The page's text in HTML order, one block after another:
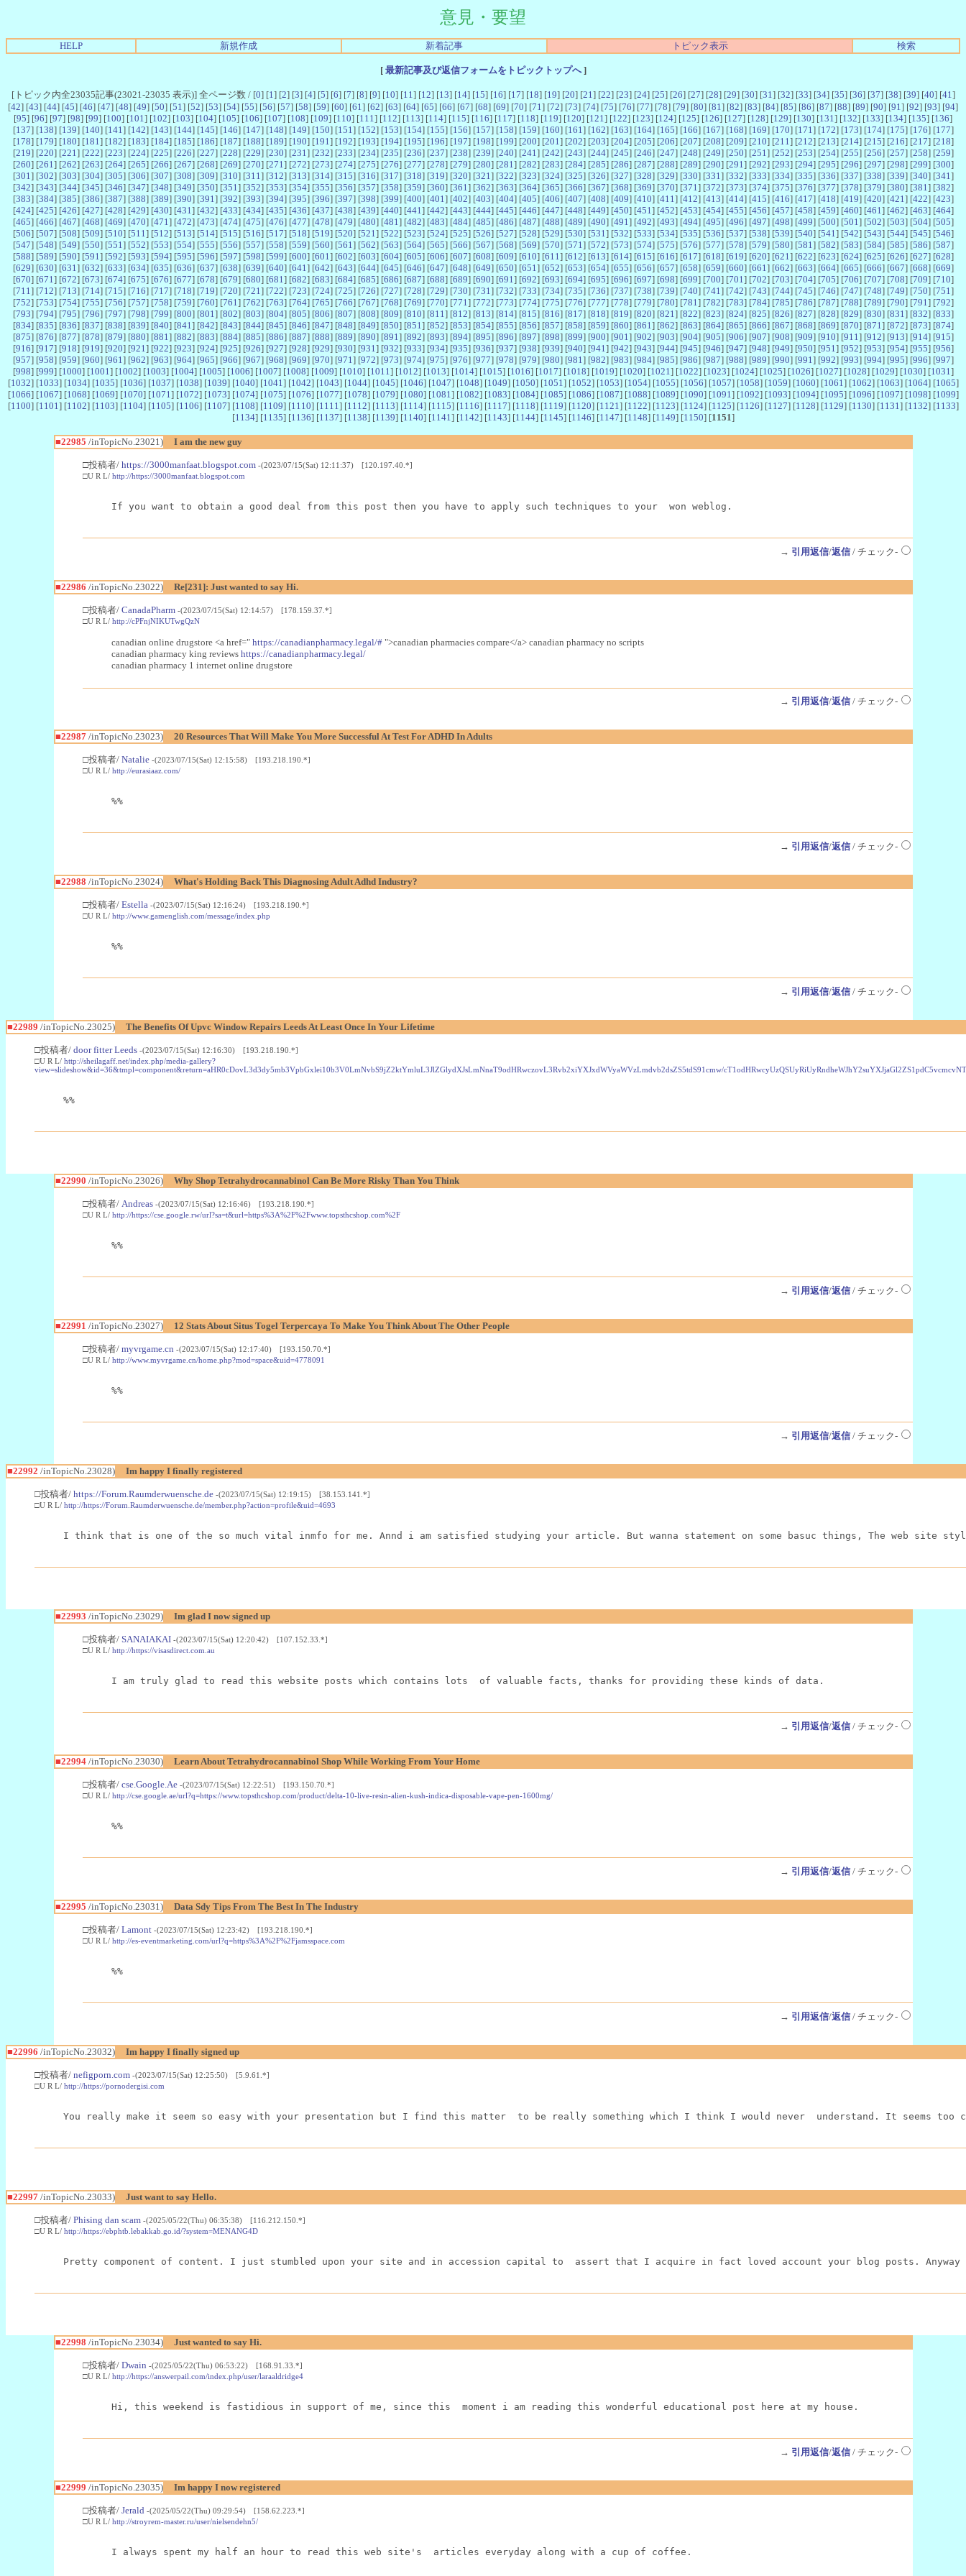
意見・要望
HELP 新規作成 新着記事 トピック表示 検索
[最新記事及び返信フォームをトピックトップへ]
[トピック内全23035記事(23021-23035 表示)] 全ページ数 / [0] [1 ] [2] [3] [4] [5] [6] [7] [8] [9] [10] [11 ] [12] [13] [14] [15] [16] [17] [18] [19] [20] [21 ] [22] [23] [24] [25] [26] [27] [28] [29] [30] [31 ] [32] [33] [34] [35] [36] [37] [38] [39] [40] [41 ]
[42] [43] [44] [45] [46] [47] [48] [49] [50] [51 ] [52] [53] [54] [55] [56] [57] [58] [59] [60] [61 ] [62] [63] [64] [65] [66] [67] [68] [69] [70] [71 ] [72] [73] [74] [75] [76] [77] [78] [79] [80] [81 ] [82] [83] [84] [85] [86] [87] [88] [89] [90] [91 ] [92] [93] [94]
[95] [96] [97] [98] [99] [100] [101 ] [102] [103] [104] [105] [106] [107] [108] [109] [110] [111 ] [112] [113] [114] [115] [116] [117] [118] [119] [120] [121 ] [122] [123] [124] [125] [126] [127] [128] [129] [130] [131 ] [132] [133] [134] [135] [136]
[137] [138] [139] [140] [141 ] [142] [143] [144] [145] [146] [147] [148] [149] [150] [151 ] [152] [153] [154] [155] [156] [157] [158] [159] [160] [161 ] [162] [163] [164] [165] [166] [167] [168] [169] [170] [171 ] [172] [173] [174] [175] [176] [177]
[178] [179] [180] [181 ] [182] [183] [184] [185] [186] [187] [188] [189] [190] [191 ] [192] [193] [194] [195] [196] [197] [198] [199] [200] [201 ] [202] [203] [204] [205] [206] [207] [208] [209] [210] [211 ] [212] [213] [214] [215] [216] [217] [218]
[219] [220] [221 ] [222] [223] [224] [225] [226] [227] [228] [229] [230] [231 ] [232] [233] [234] [235] [236] [237] [238] [239] [240] [241 ] [242] [243] [244] [245] [246] [247] [248] [249] [250] [251 ] [252] [253] [254] [255] [256] [257] [258] [259]
[260] [261 ] [262] [263] [264] [265] [266] [267] [268] [269] [270] [271 ] [272] [273] [274] [275] [276] [277] [278] [279] [280] [281 ] [282] [283] [284] [285] [286] [287] [288] [289] [290] [291 ] [292] [293] [294] [295] [296] [297] [298] [299] [300]
[301 ] [302] [303] [304] [305] [306] [307] [308] [309] [310] [311 ] [312] [313] [314] [315] [316] [317] [318] [319] [320] [321 ] [322] [323] [324] [325] [326] [327] [328] [329] [330] [331 ] [332] [333] [334] [335] [336] [337] [338] [339] [340] [341 ]
[342] [343] [344] [345] [346] [347] [348] [349] [350] [351 ] [352] [353] [354] [355] [356] [357] [358] [359] [360] [361 ] [362] [363] [364] [365] [366] [367] [368] [369] [370] [371 ] [372] [373] [374] [375] [376] [377] [378] [379] [380] [381 ] [382]
[383] [384] [385] [386] [387] [388] [389] [390] [391 ] [392] [393] [394] [395] [396] [397] [398] [399] [400] [401 ] [402] [403] [404] [405] [406] [407] [408] [409] [410] [411 ] [412] [413] [414] [415] [416] [417] [418] [419] [420] [421 ] [422] [423]
[424] [425] [426] [427] [428] [429] [430] [431 ] [432] [433] [434] [435] [436] [437] [438] [439] [440] [441 ] [442] [443] [444] [445] [446] [447] [448] [449] [450] [451 ] [452] [453] [454] [455] [456] [457] [458] [459] [460] [461 ] [462] [463] [464]
[465] [466] [467] [468] [469] [470] [471 ] [472] [473] [474] [475] [476] [477] [478] [479] [480] [481 ] [482] [483] [484] [485] [486] [487] [488] [489] [490] [491 ] [492] [493] [494] [495] [496] [497] [498] [499] [500] [501 ] [502] [503] [504] [505]
[506] [507] [508] [509] [510] [511 ] [512] [513] [514] [515] [516] [517] [518] [519] [520] [521 ] [522] [523] [524] [525] [526] [527] [528] [529] [530] [531 ] [532] [533] [534] [535] [536] [537] [538] [539] [540] [541 ] [542] [543] [544] [545] [546]
[547] [548] [549] [550] [551 ] [552] [553] [554] [555] [556] [557] [558] [559] [560] [561 ] [562] [563] [564] [565] [566] [567] [568] [569] [570] [571 ] [572] [573] [574] [575] [576] [577] [578] [579] [580] [581 ] [582] [583] [584] [585] [586] [587]
[588] [589] [590] [591 ] [592] [593] [594] [595] [596] [597] [598] [599] [600] [601 ] [602] [603] [604] [605] [606] [607] [608] [609] [610] [611 ] [612] [613] [614] [615] [616] [617] [618] [619] [620] [621 ] [622] [623] [624] [625] [626] [627] [628]
[629] [630] [631 ] [632] [633] [634] [635] [636] [637] [638] [639] [640] [641 ] [642] [643] [644] [645] [646] [647] [648] [649] [650] [651 ] [652] [653] [654] [655] [656] [657] [658] [659] [660] [661 ] [662] [663] [664] [665] [666] [667] [668] [669]
[670] [671 ] [672] [673] [674] [675] [676] [677] [678] [679] [680] [681 ] [682] [683] [684] [685] [686] [687] [688] [689] [690] [691 ] [692] [693] [694] [695] [696] [697] [698] [699] [700] [701 ] [702] [703] [704] [705] [706] [707] [708] [709] [710]
[711 ] [712] [713] [714] [715] [716] [717] [718] [719] [720] [721 ] [722] [723] [724] [725] [726] [727] [728] [729] [730] [731 ] [732] [733] [734] [735] [736] [737] [738] [739] [740] [741 ] [742] [743] [744] [745] [746] [747] [748] [749] [750] [751 ]
[752] [753] [754] [755] [756] [757] [758] [759] [760] [761 ] [762] [763] [764] [765] [766] [767] [768] [769] [770] [771 ] [772] [773] [774] [775] [776] [777] [778] [779] [780] [781 ] [782] [783] [784] [785] [786] [787] [788] [789] [790] [791 ] [792]
[793] [794] [795] [796] [797] [798] [799] [800] [801 ] [802] [803] [804] [805] [806] [807] [808] [809] [810] [811 ] [812] [813] [814] [815] [816] [817] [818] [819] [820] [821 ] [822] [823] [824] [825] [826] [827] [828] [829] [830] [831 ] [832] [833]
[834] [835] [836] [837] [838] [839] [840] [841 ] [842] [843] [844] [845] [846] [847] [848] [849] [850] [851 ] [852] [853] [854] [855] [856] [857] [858] [859] [860] [861 ] [862] [863] [864] [865] [866] [867] [868] [869] [870] [871 ] [872] [873] [874]
[875] [876] [877] [878] [879] [880] [881 ] [882] [883] [884] [885] [886] [887] [888] [889] [890] [891 ] [892] [893] [894] [895] [896] [897] [898] [899] [900] [901 ] [902] [903] [904] [905] [906] [907] [908] [909] [910] [911 ] [912] [913] [914] [915]
[916] [917] [918] [919] [920] [921 ] [922] [923] [924] [925] [926] [927] [928] [929] [930] [931 ] [932] [933] [934] [935] [936] [937] [938] [939] [940] [941 ] [942] [943] [944] [945] [946] [947] [948] [949] [950] [951 ] [952] [953] [954] [955] [956]
[957] [958] [959] [960] [961 ] [962] [963] [964] [965] [966] [967] [968] [969] [970] [971 ] [972] [973] [974] [975] [976] [977] [978] [979] [980] [981 ] [982] [983] [984] [985] [986] [987] [988] [989] [990] [991 ] [992] [993] [994] [995] [996] [997]
[998] [999] [1000] [1001 ] [1002] [1003] [1004] [1005] [1006] [1007] [1008] [1009] [1010] [1011 ] [1012] [1013] [1014] [1015] [1016] [1017] [1018] [1019] [1020] [1021 ] [1022] [1023] [1024] [1025] [1026] [1027] [1028] [1029] [1030] [1031 ]
[1032] [1033] [1034] [1035] [1036] [1037] [1038] [1039] [1040] [1041 ] [1042] [1043] [1044] [1045] [1046] [1047] [1048] [1049] [1050] [1051 ] [1052] [1053] [1054] [1055] [1056] [1057] [1058] [1059] [1060] [1061 ] [1062] [1063] [1064] [1065]
[1066] [1067] [1068] [1069] [1070] [1071 ] [1072] [1073] [1074] [1075] [1076] [1077] [1078] [1079] [1080] [1081 ] [1082] [1083] [1084] [1085] [1086] [1087] [1088] [1089] [1090] [1091 ] [1092] [1093] [1094] [1095] [1096] [1097] [1098] [1099]
[1100] [1101 ] [1102] [1103] [1104] [1105] [1106] [1107] [1108] [1109] [1110] [1111 ] [1112] [1113] [1114] [1115] [1116] [1117] [1118] [1119] [1120] [1121 ] [1122] [1123] [1124] [1125] [1126] [1127] [1128] [1129] [1130] [1131 ] [1132] [1133]
[1134] [1135] [1136] [1137] [1138] [1139] [1140] [1141 ] [1142] [1143] [1144] [1145] [1146] [1147] [1148] [1149] [1150] [1151]
■22985 /inTopicNo.23021) I am the new guy
□投稿者/ https://3000manfaat.blogspot.com -(2023/07/15(Sat) 12:11:37) [120.197.40.*]
□U R L/ http://https://3000manfaat.blogspot.com
If you want to obtain a good deal from this post then you have to apply such techniques to your  won weblog.
→ 引用返信/返信/ チェック-
■22986 /inTopicNo.23022) Re[231]: Just wanted to say Hi.
□投稿者/ CanadaPharm -(2023/07/15(Sat) 12:14:57) [178.159.37.*]
□U R L/ http://cPFnjNIKUTwgQzN
canadian online drugstore <a href=" https://canadianpharmacy.legal/#">canadian pharmacies compare</a> canadian pharmacy no scripts
canadian pharmacy king reviews https://canadianpharmacy.legal/
canadian pharmacy 1 internet online drugstore
→ 引用返信/返信/ チェック-
■22987/inTopicNo.23023) 20 Resources That Will Make You More Successful At Test For ADHD In Adults
□投稿者/ Natalie -(2023/07/15(Sat) 12:15:58) [193.218.190.*]
□U R L/ http://eurasiaaz.com/
%%
→ 引用返信/返信/ チェック-
■22988 /inTopicNo.23024) What's Holding Back This Diagnosing Adult Adhd Industry?
□投稿者/ Estella -(2023/07/15(Sat) 12:16:24) [193.218.190.*]
□U R L/ http://www.gamenglish.com/message/index.php
%%
→ 引用返信/返信/ チェック-
■22989 /inTopicNo.23025) The Benefits Of Upvc Window Repairs Leeds At Least Once In Your Lifetime
□投稿者/ door fitter Leeds -(2023/07/15(Sat) 12:16:30) [193.218.190.*]
□U R L/ http://sheilagaff.net/index.php/media-gallery?
view=slideshow&id=36&tmpl=component&return=aHR0cDovL3d3dy5mb3VpbGxlei10b3V0LmNvbS9jZ2ktYmluL3JlZGlydXJsLmNnaT9odHRwczovL3Rvb2xiYXJxdWVyaWVzLmdvb2dsZS5tdS91cmw/
%%
■22990 /inTopicNo.23026) Why Shop Tetrahydrocannabinol Can Be More Risky Than You Think
□投稿者/ Andreas -(2023/07/15(Sat) 12:16:46) [193.218.190.*]
□U R L/ http://https://cse.google.rw/url?sa=t&url=https%3A%2F%2Fwww.topsthcshop.com%2F
%%
→ 引用返信/返信/ チェック-
■22991 /inTopicNo.23027) 12 Stats About Situs Togel Terpercaya To Make You Think About The Other People
□投稿者/ myvrgame.cn -(2023/07/15(Sat) 12:17:40) [193.150.70.*]
□U R L/ http://www.myvrgame.cn/home.php?mod=space&uid=4778091
%%
→ 引用返信/返信/ チェック-
■22992 /inTopicNo.23028) Im happy I finally registered
□投稿者/ https://Forum.Raumderwuensche.de -(2023/07/15(Sat) 12:19:15) [38.153.141.*]
□U R L/ http://https://Forum.Raumderwuensche.de/member.php?action=profile&uid=4693
I think that is one of the so much vital inmfo for me. Annd i am satisfied studying your article. But wanna statement on some basuc things, The web
■22993 /inTopicNo.23029) Im glad I now signed up
□投稿者/ SANAIAKAI -(2023/07/15(Sat) 12:20:42) [107.152.33.*]
□U R L/ http://https://visasdirect.com.au
I am truly glad to read this website posts which contains lots  of valuable facts, thanks for providing these kinds of data.
→ 引用返信/返信/ チェック-
■22994/inTopicNo.23030) Learn About Tetrahydrocannabinol Shop While Working From Your Home
□投稿者/ cse.Google.Ae -(2023/07/15(Sat) 12:22:51) [193.150.70.*]
□U R L/ http://cse.google.ae/url?q=https://www.topsthcshop.com/product/delta-10-live-resin-alien-kush-indica-disposable-vape-pen-1600mg/
%%
→ 引用返信/返信/ チェック-
■22995 /inTopicNo.23031) Data Sdy Tips From The Best In The Industry
□投稿者/ Lamont -(2023/07/15(Sat) 12:23:42) [193.218.190.*]
□U R L/ http://es-eventmarketing.com/url?q=https%3A%2F%2Fjamsspace.com
%%
→ 引用返信/返信/ チェック-
■22996 /inTopicNo.23032) Im happy I finally signed up
□投稿者/ nefigporn.com -(2023/07/15(Sat) 12:25:50) [5.9.61.*]
□U R L/ http://https://pornodergisi.com
You really make it seem so easy with your presentation but I find this matter  to be really something which I think I would never  understand. It seems
■22997 /inTopicNo.23033) Just want to say Hello.
□投稿者/ Phising dan scam -(2025/05/22(Thu) 06:35:38) [116.212.150.*]
□U R L/ http://https://ebphtb.lebakkab.go.id/?system=MENANG4D
Pretty component of content. I just stumbled upon your site and in accession capital to  assert that I acquire in fact loved account your blog posts.
■22998 /inTopicNo.23034) Just wanted to say Hi.
□投稿者/ Dwain -(2025/05/22(Thu) 06:53:22) [168.91.33.*]
□U R L/ http://https://answerpail.com/index.php/user/laraaldridge4
Hi, this weekend is fastidious in support of me, since this  moment i am reading this wonderful educational post here at my house.
→ 引用返信/返信/ チェック-
■22999 /inTopicNo.23035) Im happy I now registered
□投稿者/ Jerald -(2025/05/22(Thu) 09:29:54) [158.62.223.*]
□U R L/ http://stroyrem-master.ru/user/nielsendehn5/
I always spent my half an hour to read this web site's  articles everyday along with a cup of coffee.